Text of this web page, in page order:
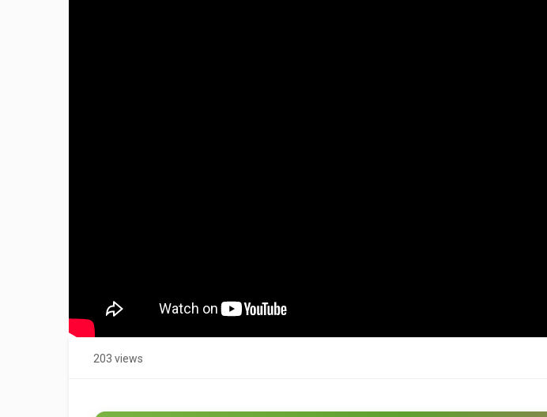
203 views